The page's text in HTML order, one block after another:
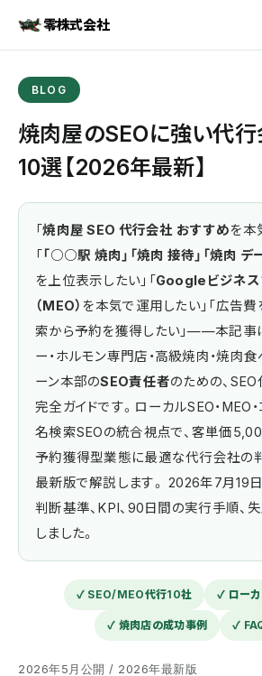
零株式会社
BLOG
焼肉屋のSEOに強い代行
10選【2026年最新】
「焼肉屋 SEO 代行会社 おすすめを本
「「○○駅 焼肉」「焼肉 接待」「焼肉 デ
を上位表示したい」「Googleビジネス
（MEO） を本気で運用したい」「広告
索から予約を獲得したい」——本記事
ー・ホルモン専門店・高級焼肉・焼肉食
ーン本部のSEO責任者のための、
完全ガイドです。ローカルSEO・MEO
名検索SEOの統合視点で、客単価
予約獲得型業態に最適な代行会社の
最新版で解説します。 2026年7月19日
判断基準、KPI、90日間の実行手順、
しました。
✓ SEO/MEO代行10社 ✓ ローカ
✓ 焼肉店の成功事例 ✓
2026年5月公開 / 2026年最新版